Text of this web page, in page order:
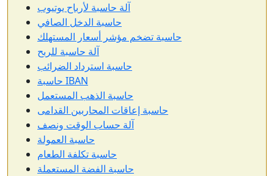
آلة حاسبة لأرباح يوتيوب
حاسبة الدخل الصافي
حاسبة تضخم مؤشر أسعار المستهلك
آلة حاسبة للربح
حاسبة استرداد الضرائب
حاسبة IBAN
حاسبة الذهب المستعمل
حاسبة إعاقات المحاربين القدامى
آلة حساب الوقت ونصف
حاسبة العمولة
حاسبة تكلفة الطعام
حاسبة الفضة المستعملة